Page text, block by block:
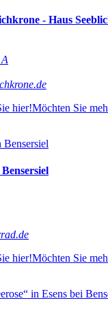
- Haus
hier!Möchten Sie
hier!Möchten Sie